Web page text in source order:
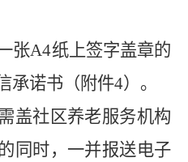
张A4纸上签字盖章的
承诺书（附件4）。
盖社区养老服务机构
同时，一并报送电子